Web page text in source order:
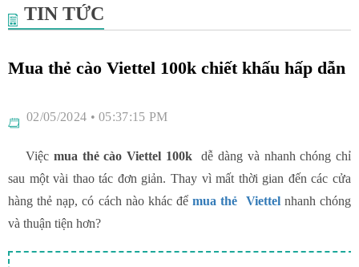
TIN TỨC
Mua thẻ cào Viettel 100k chiết khấu hấp dẫn
02/05/2024 • 05:37:15 PM
Việc mua thẻ cào Viettel 100k
dễ dàng và nhanh chóng chỉ
sau một vài thao tác đơn giản. Thay vì mất thời gian đến các cửa
hàng thẻ nạp, có cách nào khác đểmua thẻ Viettelnhanh chóng
và thuận tiện hơn?